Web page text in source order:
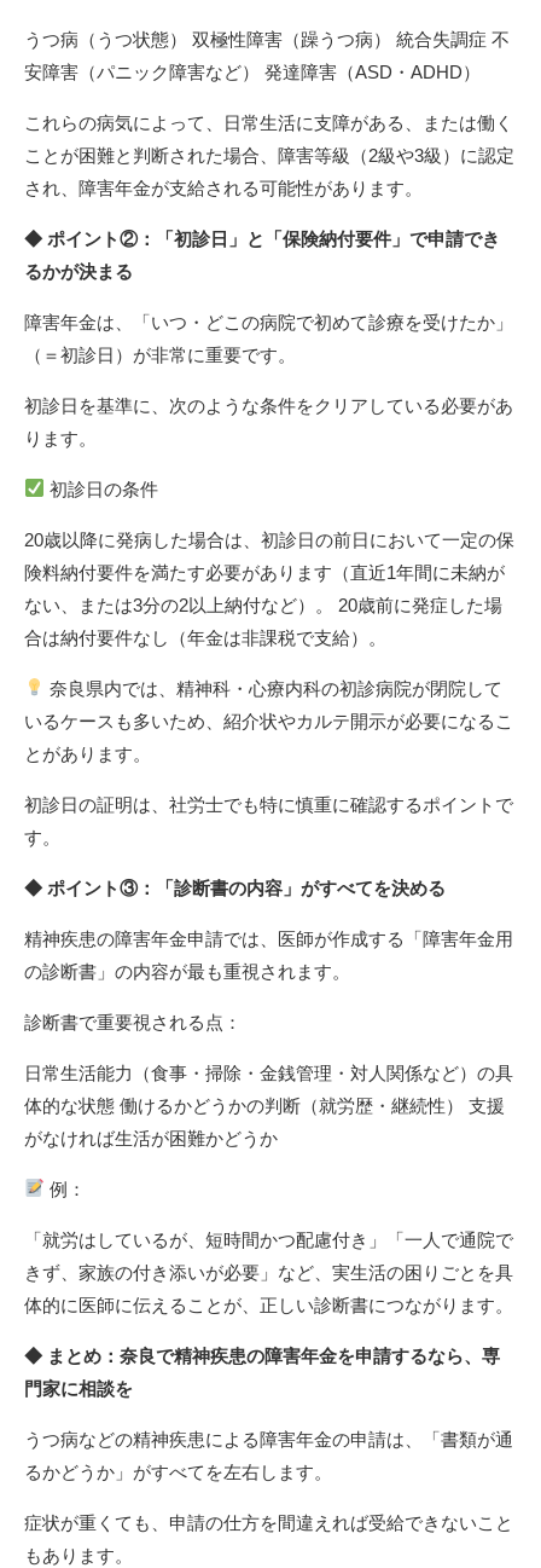
うつ病（うつ状態） 双極性障害（躁うつ病） 統合失調症 不
安障害（パニック障害など） 発達障害（ASD・ADHD）
これらの病気によって、日常生活に支障がある、または働く
ことが困難と判断された場合、障害等級（2級や3級）に認定
され、障害年金が支給される可能性があります。
◆ ポイント②：「初診日」と「保険納付要件」で申請でき
るかが決まる
障害年金は、「いつ・どこの病院で初めて診療を受けたか」
（＝初診日）が非常に重要です。
初診日を基準に、次のような条件をクリアしている必要があ
ります。
初診日の条件
20歳以降に発病した場合は、初診日の前日において一定の保
険料納付要件を満たす必要があります（直近1年間に未納が
ない、または3分の2以上納付など）。 20歳前に発症した場
合は納付要件なし（年金は非課税で支給）。
奈良県内では、精神科・心療内科の初診病院が閉院して
いるケースも多いため、紹介状やカルテ開示が必要になるこ
とがあります。
初診日の証明は、社労士でも特に慎重に確認するポイントで
す。
◆ ポイント③：「診断書の内容」がすべてを決める
精神疾患の障害年金申請では、医師が作成する「障害年金用
の診断書」の内容が最も重視されます。
診断書で重要視される点：
日常生活能力（食事・掃除・金銭管理・対人関係など）の具
体的な状態 働けるかどうかの判断（就労歴・継続性） 支援
がなければ生活が困難かどうか
例：
「就労はしているが、短時間かつ配慮付き」「一人で通院で
きず、家族の付き添いが必要」など、実生活の困りごとを具
体的に医師に伝えることが、正しい診断書につながります。
◆ まとめ：奈良で精神疾患の障害年金を申請するなら、専
門家に相談を
うつ病などの精神疾患による障害年金の申請は、「書類が通
るかどうか」がすべてを左右します。
症状が重くても、申請の仕方を間違えれば受給できないこと
もあります。